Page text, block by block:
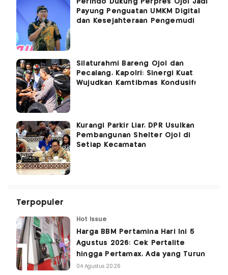
Perindo Dukung Perpres Ojol Jadi
Payung Penguatan UMKM Digital
dan Kesejahteraan Pengemudi
Silaturahmi Bareng Ojol dan
Pecalang, Kapolri: Sinergi Kuat
Wujudkan Kamtibmas Kondusif!
Kurangi Parkir Liar, DPR Usulkan
Pembangunan Shelter Ojol di
Setiap Kecamatan
Terpopuler
Hot Issue
Harga BBM Pertamina Hari Ini 5
Agustus 2026: Cek Pertalite
hingga Pertamax, Ada yang Turun
04 Agustus 2026